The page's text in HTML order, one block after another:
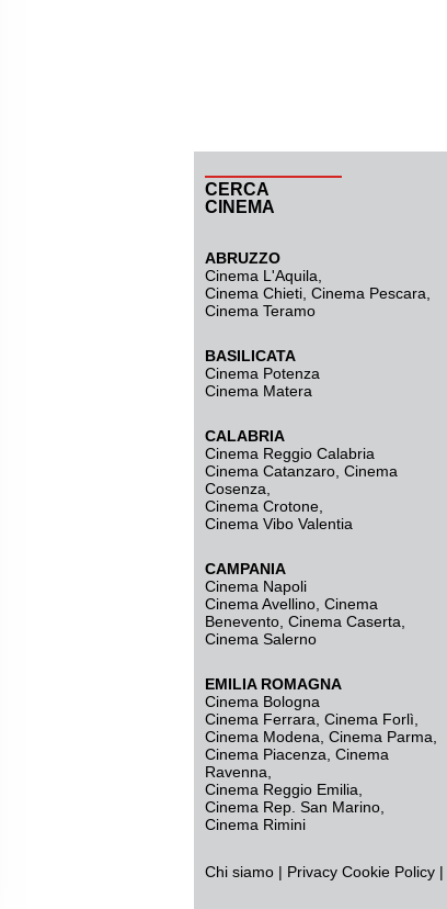
CERCA
CINEMA
ABRUZZO
Cinema L'Aquila
Cinema Chieti, Cinema Pescara,
Cinema Teramo
BASILICATA
Cinema Potenza
Cinema Matera
CALABRIA
Cinema Reggio Calabria
Cinema Catanzaro Cinema
Cosenza
Cinema Crotone
Cinema Vibo Valentia
CAMPANIA
Cinema Napoli
Cinema Avellino Cinema
Benevento Cinema Caserta
Cinema Salerno
EMILIA ROMAGNA
Cinema Bologna
Cinema Ferrara Cinema Forlì
Cinema Modena Cinema Parma
Cinema Piacenza Cinema
Ravenna
Cinema Reggio Emilia
Cinema Rep. San Marino
Cinema Rimini
Chi siamo | Privacy Cookie Policy |